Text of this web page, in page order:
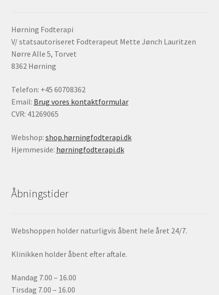
Hørning Fodterapi
V/ statsautoriseret Fodterapeut Mette Jønch Lauritzen
Nørre Alle 5, Torvet
8362 Hørning
Telefon: +45 60708362
Email: Brug vores kontaktformular
CVR: 41269065
Webshop: shop.hørningfodterapi.dk
Hjemmeside: hørningfodterapi.dk
Åbningstider
Webshoppen holder naturligvis åbent hele året 24/7.
Klinikken holder åbent efter aftale.
Mandag 7.00 – 16.00
Tirsdag 7.00 – 16.00